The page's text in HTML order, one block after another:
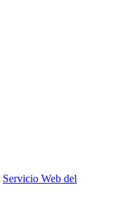
Servicio Web del